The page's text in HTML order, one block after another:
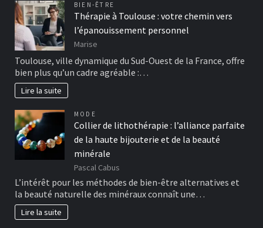
BIEN-ÊTRE
Thérapie à Toulouse : votre chemin vers
l’épanouissement personnel
Marise
Toulouse, ville dynamique du Sud-Ouest de la France, offre
bien plus qu’un cadre agréable :…
Lire la suite
MODE
Collier de lithothérapie : l’alliance parfaite
de la haute bijouterie et de la beauté
minérale
Pascal Cabus
L’intérêt pour les méthodes de bien-être alternatives et
la beauté naturelle des minéraux connaît une…
Lire la suite